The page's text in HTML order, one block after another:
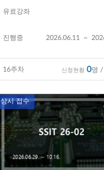
유료강좌
진행중 2026.06.11 ~
16주차 신청현황 0명 /
상시 접수